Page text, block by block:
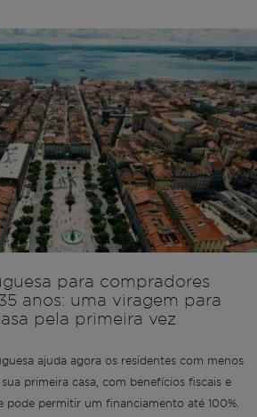
para compradores
anos: uma viragem para
pela primeira vez
ajuda agora os residentes com menos
primeira casa, com benefícios fiscais e
pode permitir um financiamento até 100%.